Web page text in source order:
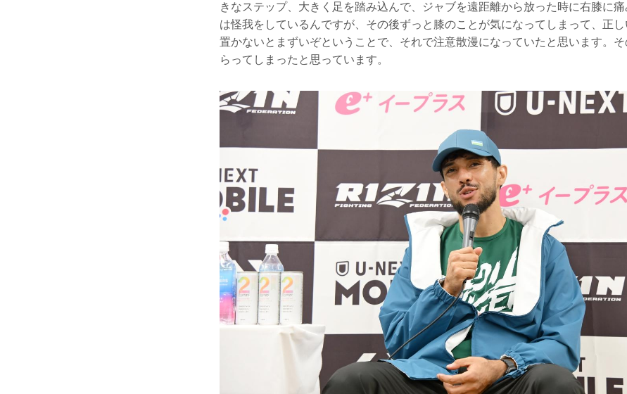
きなステップ、大きく足を踏み込んで、ジャブを遠距離から放った時に右膝に
は怪我をしているんですが、その後ずっと膝のことが気になってしまって、正
置かないとまずいぞということで、それで注意散漫になっていたと思います。
らってしまったと思っています。